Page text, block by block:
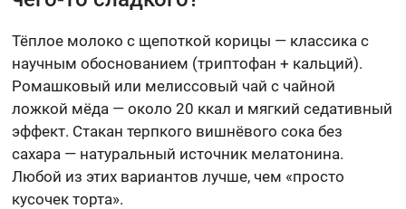
Тёплое молоко с щепоткой корицы — классика с
научным обоснованием (триптофан + кальций).
Ромашковый или мелиссовый чай с чайной
ложкой мёда — около 20 ккал и мягкий седативный
эффект. Стакан терпкого вишнёвого сока без
сахара — натуральный источник мелатонина.
Любой из этих вариантов лучше, чем «просто
кусочек торта».